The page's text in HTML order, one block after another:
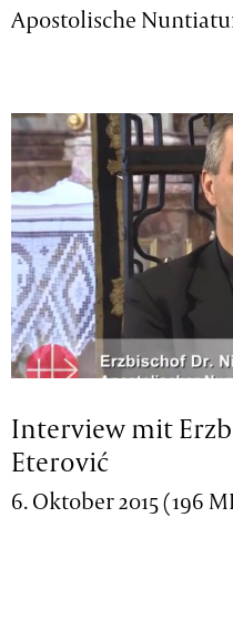
Apostolische
Interview mit
Eterović
6. Oktober 2015 (196